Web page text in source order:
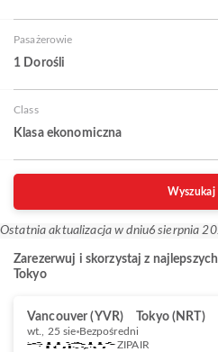
Pasażerowie
1 Dorośli
Class
Klasa ekonomiczna
Wyszukaj
Ostatnia aktualizacja w dniu6 sierpnia
Zarezerwuj i skorzystaj z
Tokyo
Vancouver (YVR) Tokyo (NRT)
wt., 25 sie Bezpośredni
ZIPAIR